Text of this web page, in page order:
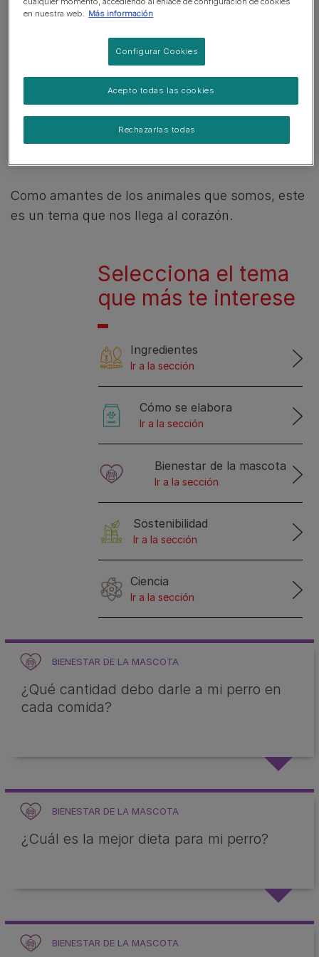
Algunas de las preguntas más frecuentes están
relacionadas con las pruebas que llevamos a
cabo para descubrir qué alimentos son los que
más les gustan a los perros y a los gatos, y
cómo garantizamos el bienestar de los animales
de granja a lo largo de nuestra cadena de
abastecimiento.
Como amantes de los animales que somos, este
es un tema que nos llega al corazón.
Selecciona el tema
que más te interese
Ingredientes
Ir a la sección
Cómo se elabora
Ir a la sección
Bienestar de la mascota
Ir a la sección
Sostenibilidad
Ir a la sección
Ciencia
Ir a la sección
BIENESTAR DE LA MASCOTA
¿Qué cantidad debo darle a mi perro en
cada comida?
BIENESTAR DE LA MASCOTA
¿Cuál es la mejor dieta para mi perro?
BIENESTAR DE LA MASCOTA
en nuestra web. Más información
Configurar Cookies
Rechazarlas todas
Acepto todas las cookies